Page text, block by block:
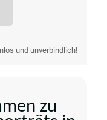
und unverbindlich!
zu